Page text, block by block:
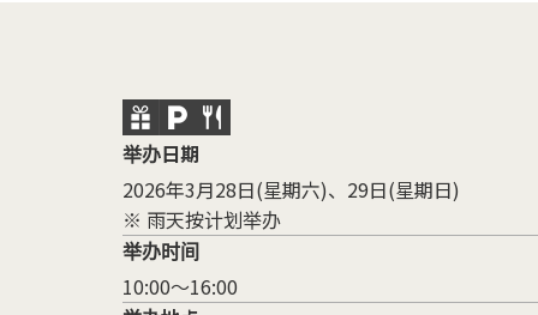
举办日期
2026年3月28日(星期六)、29日(星期日)
※ 雨天按计划举办
举办时间
10:00～16:00